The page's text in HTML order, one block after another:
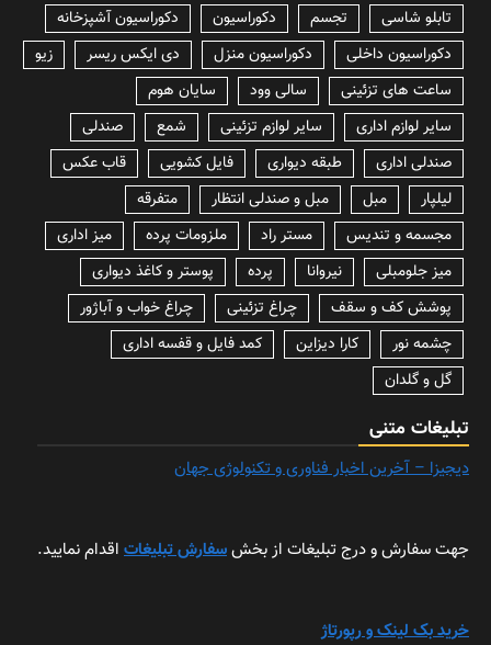
تابلو شاسی
تجسم دکوراسیون
دکوراسیون آشپزخانه
دکوراسیون داخلی
دکوراسیون منزل دی ایکس ریسر
زیو
ساعت های تزئینی
سالی وود
سایان هوم
سایر لوازم اداری
سایر لوازم تزئینی شمع
صندلی
صندلی اداری
طبقه دیواری فایل کشویی
قاب عکس
لیلپار
مبل مبل و صندلی انتظار
متفرقه
مجسمه و تندیس
مستر راد ملزومات پرده
میز اداری
میز جلومبلی
نیروانا پرده
پوستر و کاغذ دیواری
پوشش کف و سقف
چراغ تزئینی
چراغ خواب و آباژور
چشمه نور
کارا دیزاین
کمد فایل و قفسه اداری
گل و گلدان
تبلیغات متنی
دیجیزا – آخرین اخبار فناوری و تکنولوژی جهان
جهت سفارش و درج تبلیغات از بخشسفارش تبلیغات اقدام نمایید.
خرید بک لینک و رپورتاژ